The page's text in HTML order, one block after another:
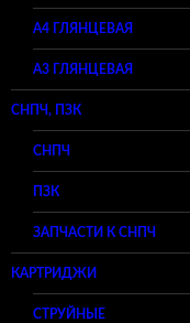
А4 ГЛЯНЦЕВАЯ
A3 ГЛЯНЦЕВАЯ
СНПЧ, ПЗК
СНПЧ
ПЗК
ЗАПЧАСТИ К СНПЧ
КАРТРИДЖИ
СТРУЙНЫЕ